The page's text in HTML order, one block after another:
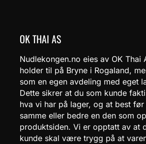
OK THAI AS
Nudlekongen.no eies av OK Thai
holder til på Bryne i Rogaland,
som en egen avdeling med eget
Dette sikrer at du som kunde
hva vi har på lager, og at best
samme eller bedre en den som
produktsiden. Vi er opptatt av at
kunde skal være trygg på at